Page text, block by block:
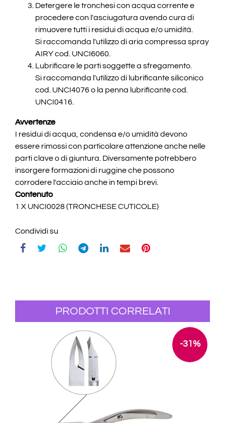
Detergere le tronchesi con acqua corrente e
procedere con l'asciugatura avendo cura di
rimuovere tutti i residui di acqua e/o umidità.
Si raccomanda l'utilizzo di aria compressa spray
AIRY cod. UNCI6060.
Lubrificare le parti soggette a sfregamento.
Si raccomanda l'utilizzo di lubrificante siliconico
cod. UNCI4076 o la penna lubrificante cod.
UNCI0416.
Avvertenze
I residui di acqua, condensa e/o umidità devono
essere rimossi con particolare attenzione anche nelle
parti clave o di giuntura. Diversamente potrebbero
insorgere formazioni di ruggine che possono
corrodere l'acciaio anche in tempi brevi.
Contenuto
1 X UNCI0028 (TRONCHESE CUTICOLE)
Condividi su
PRODOTTI CORRELATI
-31%